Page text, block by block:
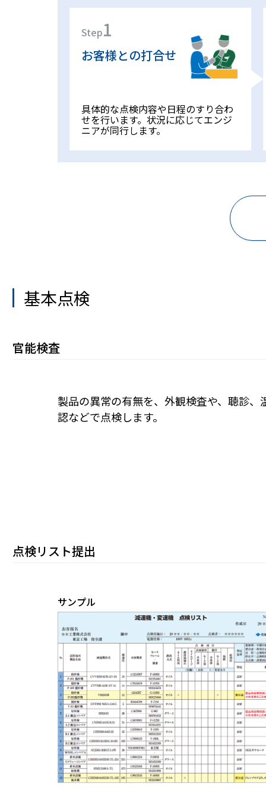
Step1
お客様との打合せ
具体的な点検内容や日程のすり合わ
せを行います。状況に応じてエンジ
ニアが同行します。
基本点検
官能検査
製品の異常の有無を、外観検査や、聴診、
認などで点検します。
点検リスト提出
サンプル